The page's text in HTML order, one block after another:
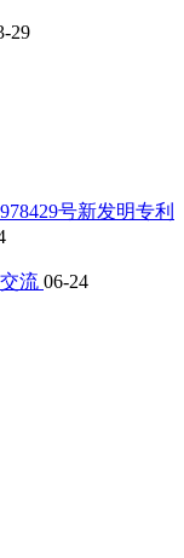
29
号新发明专利
流 06-24